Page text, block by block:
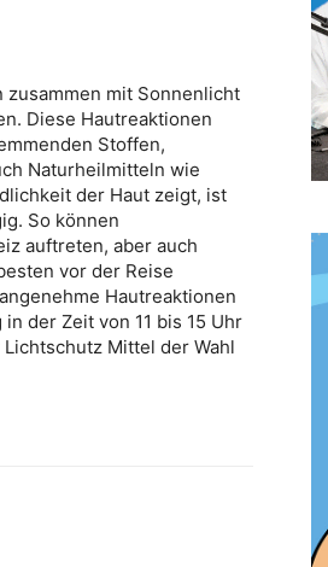
mit Sonnenlicht
Diese Hautreaktionen
Stoffen,
Naturheilmitteln wie
der Haut zeigt, ist
So können
auftreten, aber auch
vor der Reise
Hautreaktionen
der Zeit von 11 bis 15 Uhr
Mittel der Wahl